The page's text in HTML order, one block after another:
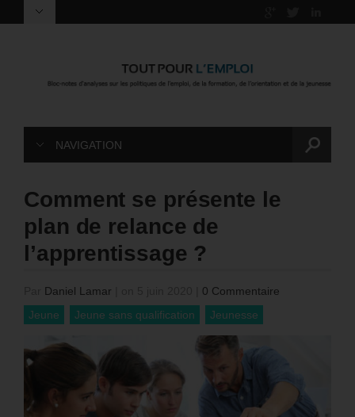
NAVIGATION
Comment se présente le
plan de relance de
l’apprentissage ?
Daniel Lamar
0 Commentaire
Jeune
Jeune sans qualification Jeunesse